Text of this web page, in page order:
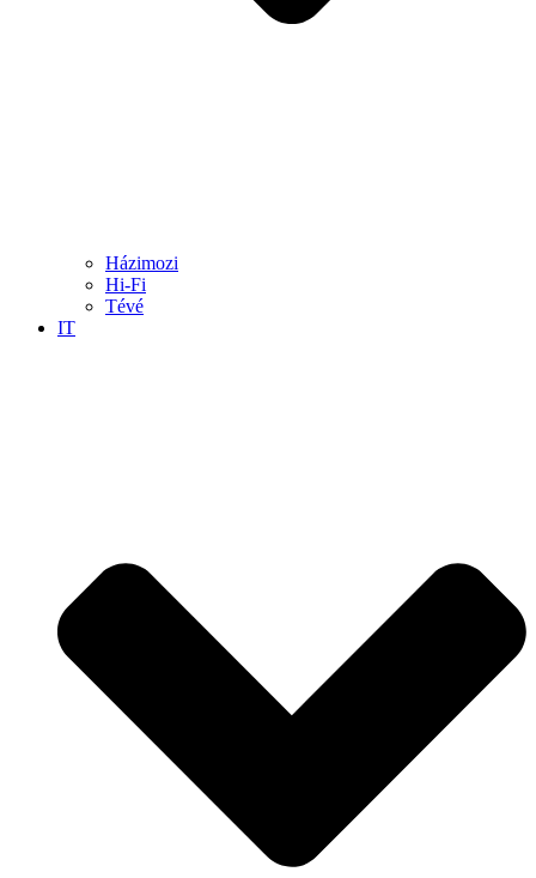
Házimozi
Hi-Fi
Tévé
IT